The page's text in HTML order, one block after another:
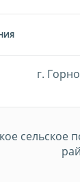
г.
сельское